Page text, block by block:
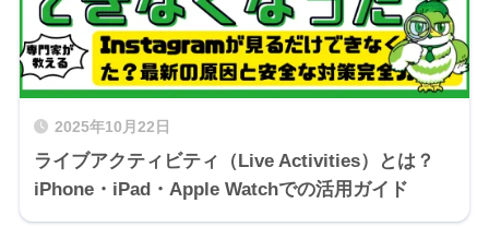
2025年10月22日
ライブアクティビティ（Live Activities）とは？
iPhone・iPad・Apple Watchでの活用ガイド